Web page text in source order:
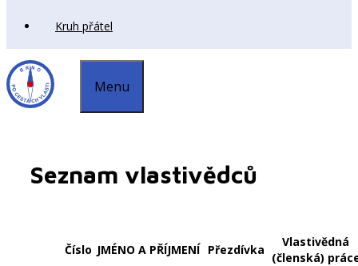
Kruh přátel
Menu
Seznam vlastivědců
Číslo JMÉNO A PŘÍJMENÍ Přezdívka
Vlastivědná
(členská)